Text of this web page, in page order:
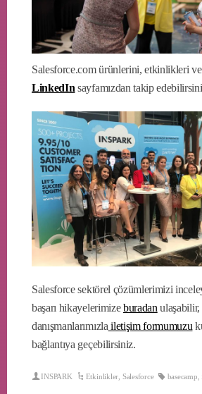
Salesforce.com ürünlerini, etkinlikleri
LinkedIn sayfamızdan takip
Salesforce sektörel çözümlerimizi
başarı hikayelerimizeburadan ulaşabilir,
danışmanlarımızla iletişim formumuzu
bağlantıya geçebilirsiniz.
INSPARK Etkinlikler Salesforce basecamp ,